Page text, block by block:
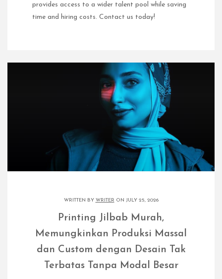
provides access to a wider talent pool while saving
time and hiring costs. Contact us today!
WRITTEN BY WRITER ON JULY 25, 2026
Printing Jilbab Murah,
Memungkinkan Produksi Massal
dan Custom dengan Desain Tak
Terbatas Tanpa Modal Besar